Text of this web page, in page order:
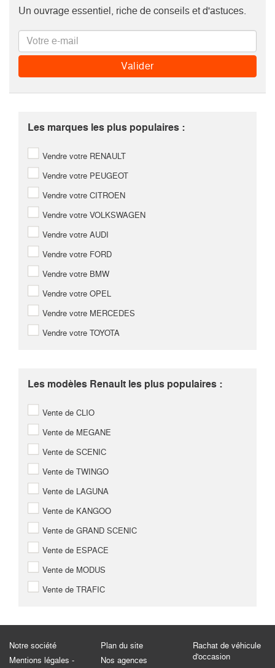
Un ouvrage essentiel, riche de conseils et d'astuces.
Les marques les plus populaires :
Vendre votre RENAULT
Vendre votre PEUGEOT
Vendre votre CITROEN
Vendre votre VOLKSWAGEN
Vendre votre AUDI
Vendre votre FORD
Vendre votre BMW
Vendre votre OPEL
Vendre votre MERCEDES
Vendre votre TOYOTA
Les modèles Renault les plus populaires :
Vente de CLIO
Vente de MEGANE
Vente de SCENIC
Vente de TWINGO
Vente de LAGUNA
Vente de KANGOO
Vente de GRAND SCENIC
Vente de ESPACE
Vente de MODUS
Vente de TRAFIC
Notre société
Mentions légales -
Plan du site
Nos agences
Rachat de véhicule
d'occasion